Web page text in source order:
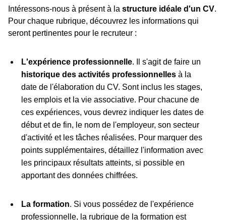
Intéressons-nous à présent à la structure idéale d'un CV.
Pour chaque rubrique, découvrez les informations qui
seront pertinentes pour le recruteur :
L'expérience professionnelle. Il s'agit de faire un
historique des activités professionnellesà la
date de l'élaboration du CV. Sont inclus les stages,
les emplois et la vie associative. Pour chacune de
ces expériences, vous devrez indiquer les dates de
début et de fin, le nom de l'employeur, son secteur
d'activité et les tâches réalisées. Pour marquer des
points supplémentaires, détaillez l'information avec
les principaux résultats atteints, si possible en
apportant des données chiffrées.
La formation. Si vous possédez de l'expérience
professionnelle, la rubrique de la formation est